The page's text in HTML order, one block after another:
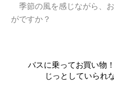
季節の風を感じながら、
がですか？
バスに乗ってお買い物！
じっとしていられ